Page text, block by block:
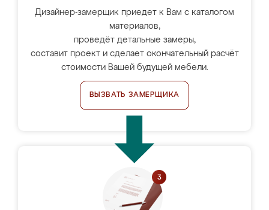
Дизайнер-замерщик приедет к Вам с каталогом
материалов,
проведёт детальные замеры,
составит проект и сделает окончательный расчёт
стоимости Вашей будущей мебели.
ВЫЗВАТЬ ЗАМЕРЩИКА